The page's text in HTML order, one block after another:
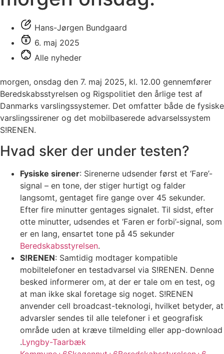
Hans-Jørgen Bundgaard
6. maj 2025
Alle nyheder
morgen, onsdag den 7. maj 2025, kl. 12.00 gennemfører
Beredskabsstyrelsen og Rigspolitiet den årlige test af
Danmarks varslingssystemer. Det omfatter både de fysiske
varslingssirener og det mobilbaserede advarselssystem
S!RENEN.
Hvad sker der under testen?
Fysiske sirener: Sirenerne udsender først et ‘Fare’-
signal – en tone, der stiger hurtigt og falder
langsomt, gentaget fire gange over 45 sekunder.
Efter fire minutter gentages signalet. Til sidst, efter
otte minutter, udsendes et ‘Faren er forbi’-signal, som
er en lang, ensartet tone på 45 sekunder
Beredskabsstyrelsen.
S!RENEN: Samtidig modtager kompatible
mobiltelefoner en testadvarsel via S!RENEN. Denne
besked informerer om, at der er tale om en test, og
at man ikke skal foretage sig noget. S!RENEN
anvender cell broadcast-teknologi, hvilket betyder, at
advarsler sendes til alle telefoner i et geografisk
område uden at kræve tilmelding eller app-download
.Lyngby-Taarbæk